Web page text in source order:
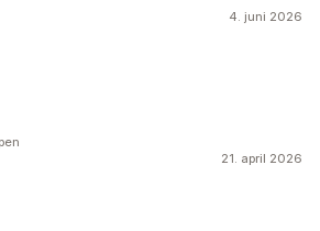
4. juni 2026
21. april 2026